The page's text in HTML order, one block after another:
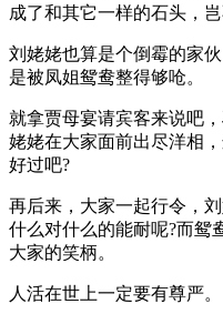
成了和其它一样的石头，
刘姥姥也算是个倒霉的家
是被凤姐鸳鸯整得够呛。
就拿贾母宴请宾客来说吧
姥姥在大家面前出尽洋相
好过吧?
再后来，大家一起行令，
什么对什么的能耐呢?而鸳
大家的笑柄。
人活在世上一定要有尊严。